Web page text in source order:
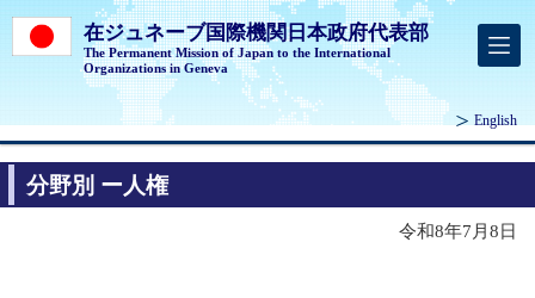
在ジュネーブ国際機関日本政府代表部
The Permanent Mission of Japan to the International
Organizations in Geneva
English
分野別 ー人権
令和8年7月8日